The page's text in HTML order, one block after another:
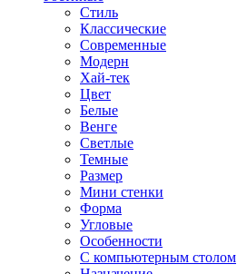
Стиль
Классические
Современные
Модерн
Хай-тек
Цвет
Белые
Венге
Светлые
Темные
Размер
Мини стенки
Форма
Угловые
Особенности
С компьютерным столом